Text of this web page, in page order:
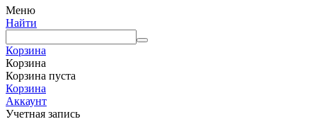
Меню
Найти
Корзина
Корзина
Корзина пуста
Корзина
Аккаунт
Учетная запись